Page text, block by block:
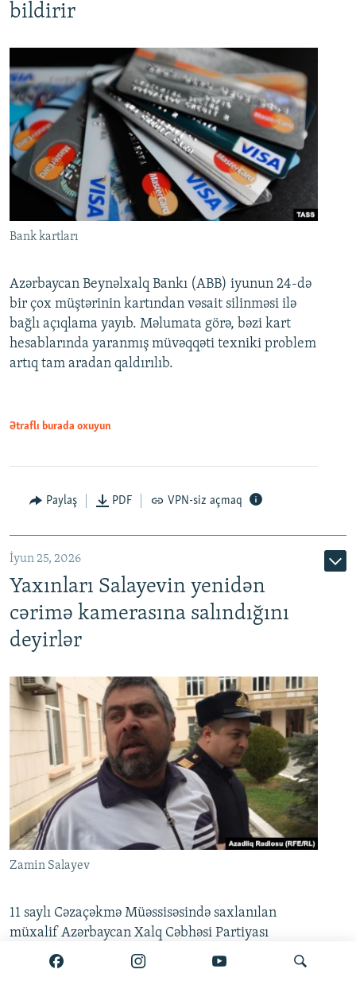
bildirir
Bank kartları
Azərbaycan Beynəlxalq Bankı (ABB) iyunun 24-də
bir çox müştərinin kartından vəsait silinməsi ilə
bağlı açıqlama yayıb. Məlumata görə, bəzi kart
hesablarında yaranmış müvəqqəti texniki problem
artıq tam aradan qaldırılıb.
Ətraflı burada oxuyun
Paylaş PDF VPN-siz açmaq
İyun 25, 2026
Yaxınları Salayevin yenidən
cərimə kamerasına salındığını
deyirlər
Zamin Salayev
11 saylı Cəzaçəkmə Müəssisəsində saxlanılan
müxalif Azərbaycan Xalq Cəbhəsi Partiyası
(AXCP) fəalı
Zamin Salayev
in (Əlzamin) cərimə
kamerasına salındığı bildirilir.